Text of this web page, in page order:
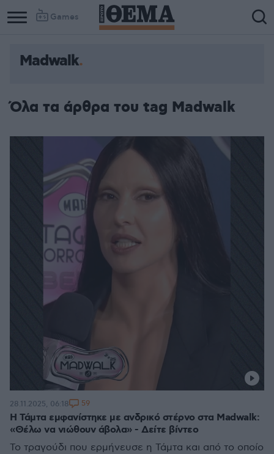
Games
Madwalk
Όλα τα άρθρα του tag Madwalk
Η Τάμτα εμφανίστηκε με ανδρικό στέρνο στα Madwalk:
«Θέλω να νιώθουν άβολα» - Δείτε βίντεο
Το τραγούδι που ερμήνευσε η Τάμτα και από το οποίο
28.11.2025, 06:18 59